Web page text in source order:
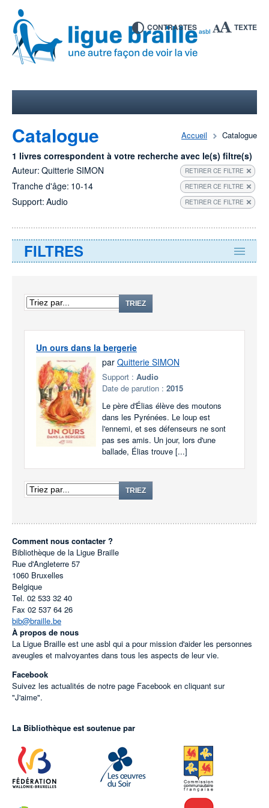
CONTRASTES TEXTE
Accueil Catalogue
Catalogue
1 livres correspondent à votre recherche avec le(s) filtre(s)
Auteur: Quitterie SIMON RETIRER CE FILTRE
Tranche d'âge: 10-14 RETIRER CE FILTRE
Support: Audio RETIRER CE FILTRE
FILTRES
TRIEZ
Un ours dans la bergerie
par Quitterie SIMON
Support : Audio
Date de parution : 2015
Le père d'Élias élève des moutons
dans les Pyrénées. Le loup est
l'ennemi, et ses défenseurs ne sont
pas ses amis. Un jour, lors d'une
ballade, Élias trouve [...]
TRIEZ
Comment nous contacter ?
Bibliothèque de la Ligue Braille
Rue d'Angleterre 57
1060 Bruxelles
Belgique
Tel. 02 533 32 40
Fax 02 537 64 26
bib@braille.be
À propos de nous
La Ligue Braille est une asbl qui a pour mission d'aider les personnes
aveugles et malvoyantes dans tous les aspects de leur vie.
Facebook
Suivez les actualités de notre page Facebook en cliquant sur
"J'aime".
La Bibliothèque est soutenue par